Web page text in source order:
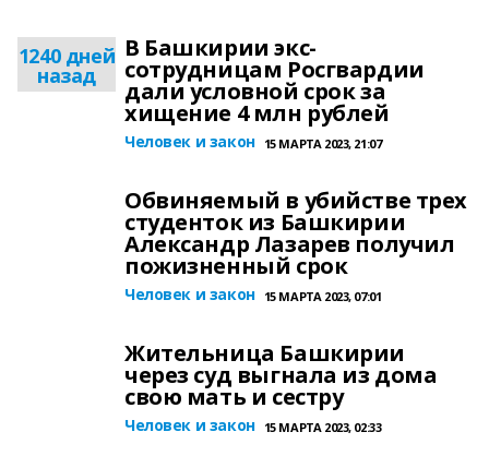
1240 дней
назад
В Башкирии экс-
сотрудницам Росгвардии
дали условной срок за
хищение 4 млн рублей
Человек и закон 15 МАРТА 2023, 21:07
Обвиняемый в убийстве трех
студенток из Башкирии
Александр Лазарев получил
пожизненный срок
Человек и закон 15 МАРТА 2023, 07:01
Жительница Башкирии
через суд выгнала из дома
свою мать и сестру
Человек и закон 15 МАРТА 2023, 02:33